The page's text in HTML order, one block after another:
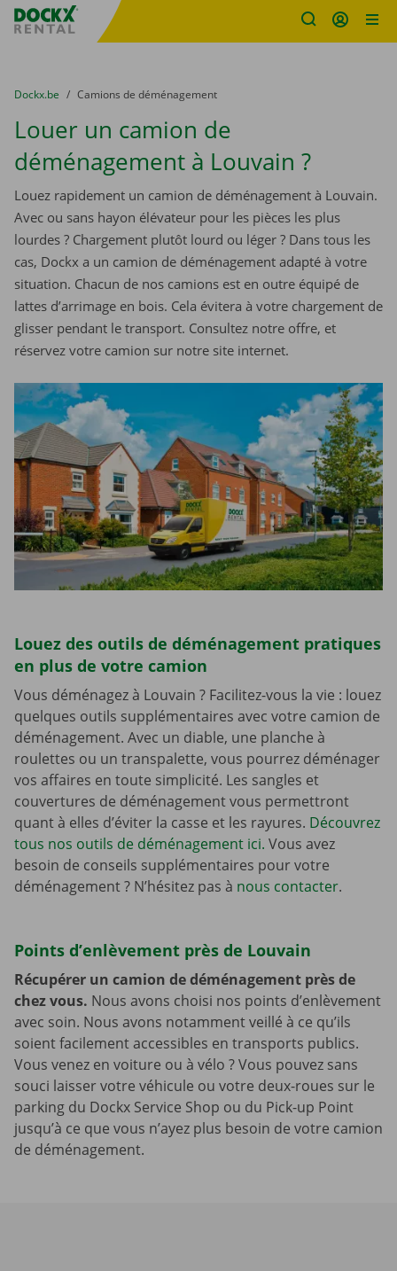
sitename
You are here:
du
Dockx.be to
Camions de déménagement
Louer un camion de
déménagement à Louvain ?
Louez rapidement un camion de déménagement à Louvain.
Avec ou sans hayon élévateur pour les pièces les plus
lourdes ? Chargement plutôt lourd ou léger ? Dans tous les
cas, Dockx a un camion de déménagement adapté à votre
situation. Chacun de nos camions est en outre équipé de
lattes d’arrimage en bois. Cela évitera à votre chargement de
glisser pendant le transport. Consultez notre offre, et
réservez votre camion sur notre site internet.
Louez des outils de déménagement pratiques
en plus de votre camion
Vous déménagez à Louvain ? Facilitez-vous la vie : louez
quelques outils supplémentaires avec votre camion de
déménagement. Avec un diable, une planche à
roulettes ou un transpalette, vous pourrez déménager
vos affaires en toute simplicité. Les sangles et
couvertures de déménagement vous permettront
quant à elles d’éviter la casse et les rayures. Découvrez
tous nos outils de déménagement ici. Vous avez
besoin de conseils supplémentaires pour votre
déménagement ? N’hésitez pas à nous contacter.
Points d’enlèvement près de Louvain
Récupérer un camion de déménagement près de
chez vous. Nous avons choisi nos points d’enlèvement
avec soin. Nous avons notamment veillé à ce qu’ils
soient facilement accessibles en transports publics.
Vous venez en voiture ou à vélo ? Vous pouvez sans
souci laisser votre véhicule ou votre deux-roues sur le
parking du Dockx Service Shop ou du Pick-up Point
jusqu’à ce que vous n’ayez plus besoin de votre camion
de déménagement.